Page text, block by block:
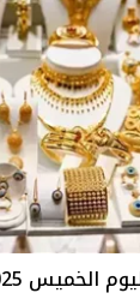
25/9/2025